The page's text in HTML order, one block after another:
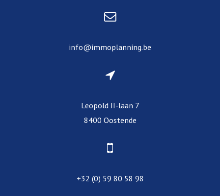
info@immoplanning.be
Leopold II-laan 7
8400 Oostende
+32 (0) 59 80 58 98